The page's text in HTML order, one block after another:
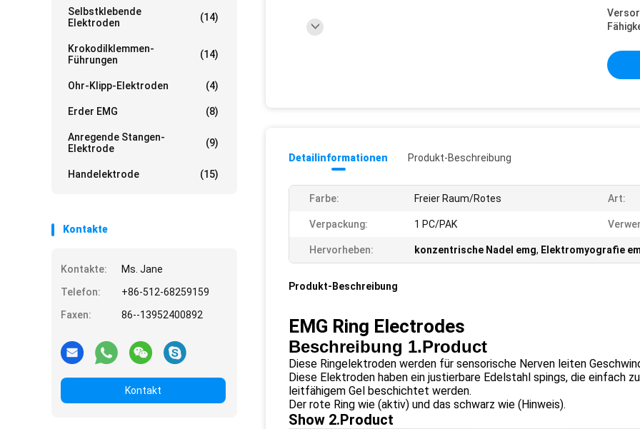
Selbstklebende
Elektroden
(14)
Krokodilklemmen-
Führungen
(14)
Ohr-Klipp-Elektroden (4)
Erder EMG (8)
Anregende Stangen-
Elektrode
(9)
Handelektrode (15)
Kontakte
Kontakte:
Ms. Jane
Telefon:
+86-512-68259159
Faxen:
86--13952400892
Kontakt
Detailinformationen Produkt-Beschreibung
Farbe: Freier Raum/Rotes Art:
Verpackung: 1 PC/PAK
Hervorheben: konzentrische Nadel emg, Elektromyografie
Produkt-Beschreibung
EMG Ring Electrodes
Beschreibung 1.Product
Diese Ringelektroden werden für sensorische Nerven leiten
Diese Elektroden haben ein justierbare Edelstahl spings, die einfach
leitfähigem Gel beschichtet werden.
Der rote Ring wie (aktiv) und das schwarz wie (Hinweis).
Show 2.Product